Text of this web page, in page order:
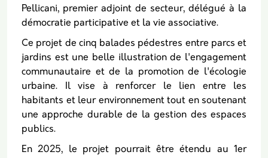
Pellicani, premier adjoint de secteur, délégué à la
démocratie participative et la vie associative.
Ce projet de cinq balades pédestres entre parcs et
jardins est une belle illustration de l'engagement
communautaire et de la promotion de l'écologie
urbaine. Il vise à renforcer le lien entre les
habitants et leur environnement tout en soutenant
une approche durable de la gestion des espaces
publics.
En 2025, le projet pourrait être étendu au 1er